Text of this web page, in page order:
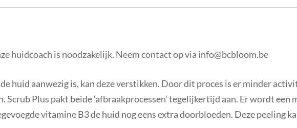
huidcoach is noodzakelijk. Neem contact op via info@bcbloom.be
huid aanwezig is, kan deze verstikken. Door dit proces is er minder
Plus pakt beide ‘afbraakprocessen’ tegelijkertijd aan. Er wordt een
vitamine B3 de huid nog eens extra doorbloeden. Deze peeling